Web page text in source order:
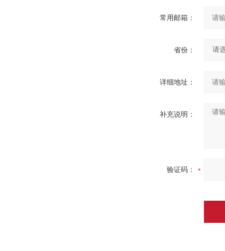
常用邮箱：
省份：
详细地址：
补充说明：
验证码：